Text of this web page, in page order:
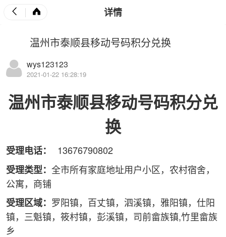
详情
温州市泰顺县移动号码积分兑换
wys123123
2021-01-22 16:28:19
温州市泰顺县移动号码积分兑
换
受理电话：
13676790802
受理类型： 全市所有家庭地址用户小区，农村宿舍，
公寓，商铺
受理区域： 罗阳镇，百丈镇，泗溪镇，雅阳镇，仕阳
镇，三魁镇，筱村镇，彭溪镇，司前畲族镇,竹里畲族
乡